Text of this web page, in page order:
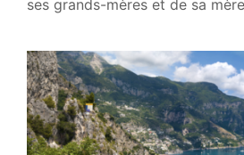
ses grands-mères et de sa